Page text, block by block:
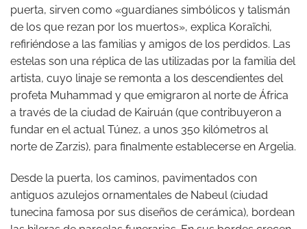
puerta, sirven como «guardianes simbólicos y talismán
de los que rezan por los muertos», explica Koraïchi,
refiriéndose a las familias y amigos de los perdidos. Las
estelas son una réplica de las utilizadas por la familia del
artista, cuyo linaje se remonta a los descendientes del
profeta Muhammad y que emigraron al norte de África
a través de la ciudad de Kairuán (que contribuyeron a
fundar en el actual Túnez, a unos 350 kilómetros al
norte de Zarzis), para finalmente establecerse en Argelia.
Desde la puerta, los caminos, pavimentados con
antiguos azulejos ornamentales de Nabeul (ciudad
tunecina famosa por sus diseños de cerámica), bordean